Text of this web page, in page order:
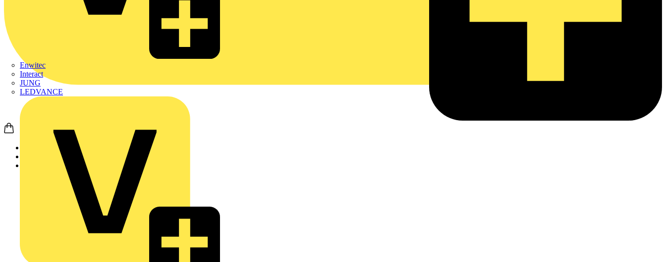
Enwitec
Interact
JUNG
LEDVANCE